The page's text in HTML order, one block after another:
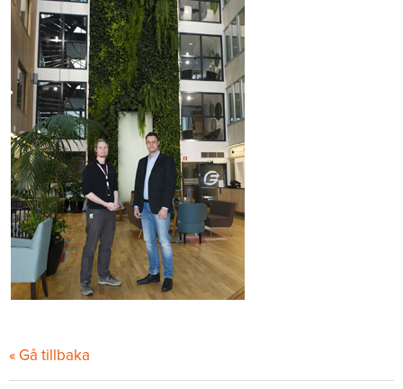
« Gå tillbaka